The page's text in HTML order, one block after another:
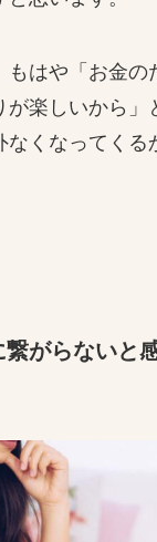
もはや「お金の
が楽しいから」
なくなってくる
がらないと